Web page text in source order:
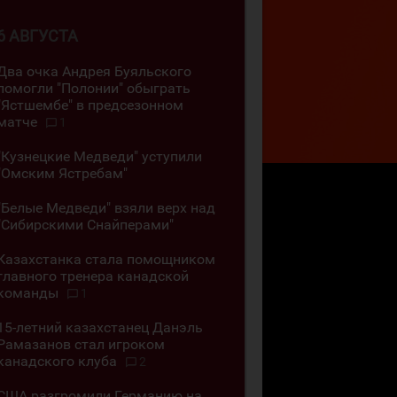
АВГУСТА
очка Андрея Буяльского
"Полонии" обыграть
в предсезонном
1
Медведи" уступили
Ястребам"
Медведи" взяли верх над
Снайперами"
стала помощником
тренера канадской
1
летний казахстанец Данэль
стал игроком
клуба
2